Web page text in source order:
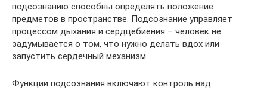
подсознанию способны определять положение
предметов в пространстве. Подсознание управляет
процессом дыхания и сердцебиения – человек не
задумывается о том, что нужно делать вдох или
запустить сердечный механизм.
Функции подсознания включают контроль над